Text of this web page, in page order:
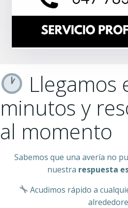
Llegamos
minutos y
al momento
Sabemos que una avería no
nuestra respuesta
Acudimos rápido a